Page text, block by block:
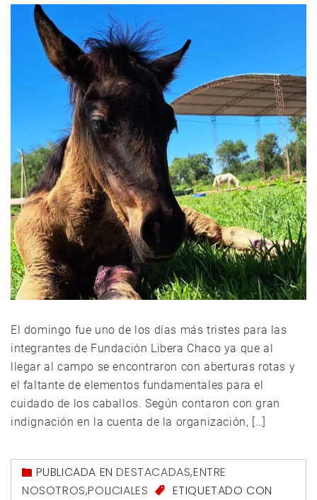
El domingo fue uno de los días más tristes para las
integrantes de Fundación Libera Chaco ya que al
llegar al campo se encontraron con aberturas rotas y
el faltante de elementos fundamentales para el
cuidado de los caballos. Según contaron con gran
indignación en la cuenta de la organización, […]
PUBLICADA ENDESTACADAS,ENTRE
NOSOTROS,POLICIALES
ETIQUETADO CON